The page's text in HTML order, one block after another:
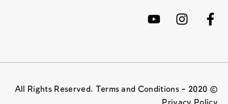
© 2020 All Rights Reserved. Terms and Conditions –